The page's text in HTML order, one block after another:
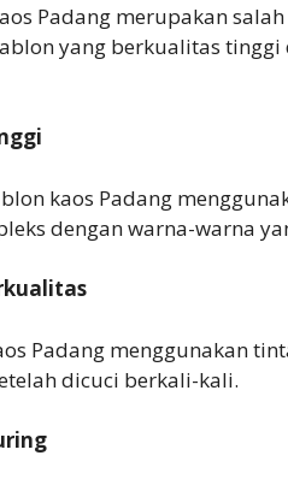
Padang merupakan
yang berkualitas
kaos Padang
dengan warna-warna
Padang menggunakan
dicuci berkali-kali.